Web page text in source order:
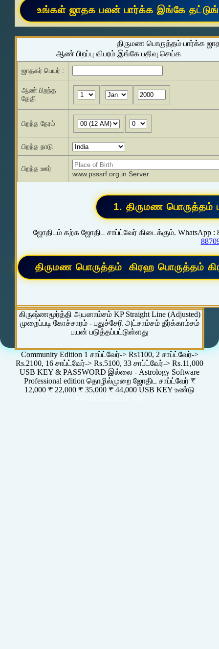
திருமண பொருத்தம் பார்க்க
ஆண் பிறப்பு விபரம் இங்கே பதிவு செய்க
ஜாதகர் பெயர் :
ஆண் பிறந்த
தேதி
பிறந்த நேரம்
பிறந்த நாடு
பிறந்த ஊர்
www.psssrf.org.in Server
ஜோதிடம் கற்க ஜோதிட சாப்ட்வேர் கிடைக்கும். WhatsApp :
கிருஷ்ணமூர்த்தி அயனாம்சம் KP Straight Line (Adjusted)
முறைப்படி கோச்சாரம் - புதுச்சேரி அட்சாம்சம் தீர்க்காம்சம்
பயன் படுத்தப்பட்டுள்ளது
Community Edition 1 சாப்ட்வேர்-> Rs1100, 2 சாப்ட்வேர்->
Rs.2100, 16 சாப்ட்வேர்-> Rs.5100, 33 சாப்ட்வேர்-> Rs.11,000
USB KEY & PASSWORD இல்லை - Astrology Software
Professional edition தொழில்முறை ஜோதிட சாப்ட்வேர் ₹
12,000 ₹ 22,000 ₹ 35,000 ₹ 44,000 USB KEY உண்டு